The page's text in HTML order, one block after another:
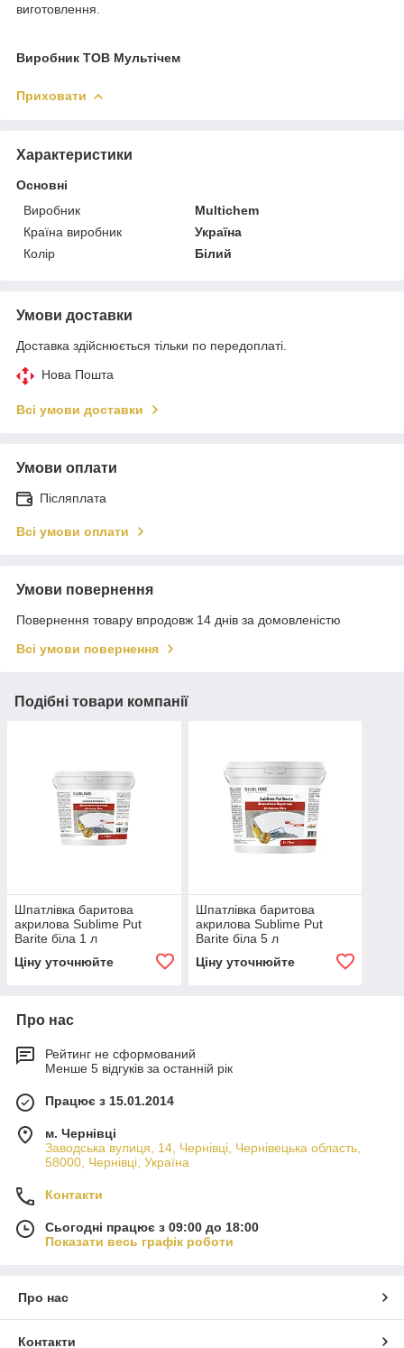
виготовлення.
Виробник ТОВ Мультічем
Приховати
Характеристики
Основні
Виробник
Multichem
Країна виробник
Україна
Колір
Білий
Умови доставки
Доставка здійснюється тільки по передоплаті.
Нова Пошта
Всі умови доставки
Умови оплати
Післяплата
Всі умови оплати
Умови повернення
Повернення товару впродовж 14 днів за домовленістю
Всі умови повернення
Подібні товари компанії
Шпатлівка баритова
акрилова Sublime Put
Barite біла 1 л
Ціну уточнюйте
Шпатлівка баритова
акрилова Sublime Put
Barite біла 5 л
Ціну уточнюйте
Про нас
Рейтинг не сформований
Менше 5 відгуків за останній рік
Працює з 15.01.2014
м. Чернівці
Заводська вулиця, 14, Чернівці, Чернівецька область,
58000, Чернівці, Україна
Контакти
Сьогодні працює з 09:00 до 18:00
Показати весь графік роботи
Про нас
Контакти